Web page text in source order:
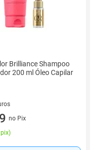
Brilliance Shampoo
200 ml Óleo Capilar
jurosno Pix
)